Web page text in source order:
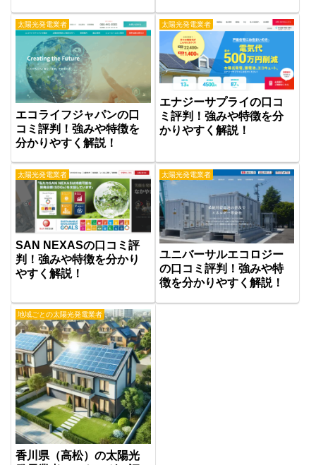
太陽光発電業者
エコライフジャパンの口
コミ評判！強みや特徴を
分かりやすく解説！
太陽光発電業者
エナジーサプライの口コ
ミ評判！強みや特徴を分
かりやすく解説！
太陽光発電業者
SAN NEXASの口コミ評
判！強みや特徴を分かり
やすく解説！
太陽光発電業者
ユニバーサルエコロジー
の口コミ評判！強みや特
徴を分かりやすく解説！
地域ごとの太陽光発電業者
香川県（高松）の太陽光